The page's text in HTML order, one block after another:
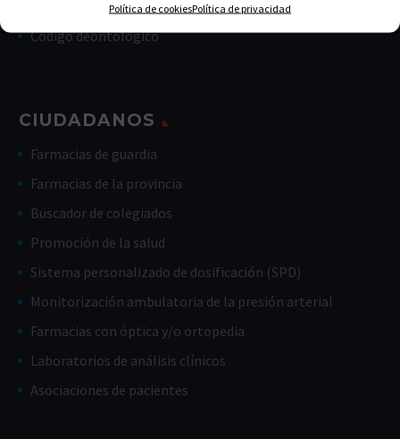
Política de cookiesPolítica de privacidad
Código deontológico
CIUDADANOS
Farmacias de guardia
Farmacias de la provincia
Buscador de colegiados
Promoción de la salud
Sistema personalizado de dosificación (SPD)
Monitorización ambulatoria de la presión arterial
Farmacias con óptica y/o ortopedia
Laboratorios de análisis clínicos
Asociaciones de pacientes